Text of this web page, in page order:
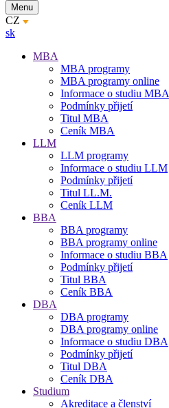
Menu
CZ
sk
MBA
MBA programy
MBA programy online
Informace o studiu MBA
Podmínky přijetí
Titul MBA
Ceník MBA
LLM
LLM programy
Informace o studiu LLM
Podmínky přijetí
Titul LL.M.
Ceník LLM
BBA
BBA programy
BBA programy online
Informace o studiu BBA
Podmínky přijetí
Titul BBA
Ceník BBA
DBA
DBA programy
DBA programy online
Informace o studiu DBA
Podmínky přijetí
Titul DBA
Ceník DBA
Studium
Akreditace a členství